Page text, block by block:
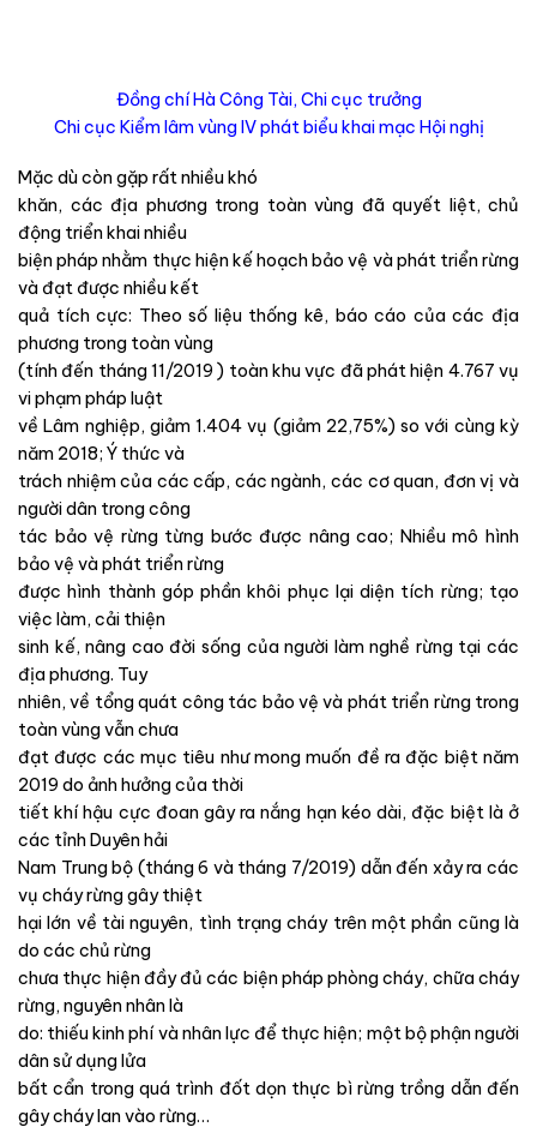
Đồng chí Hà Công Tài, Chi cục trưởng
Chi cục Kiểm lâm vùng IV phát biểu khai mạc Hội nghị
Mặc dù còn gặp rất nhiều khó
khăn, các địa phương trong toàn vùng đã quyết liệt, chủ
động triển khai nhiều
biện pháp nhằm thực hiện kế hoạch bảo vệ và phát triển rừng
và đạt được nhiều kết
quả tích cực: Theo số liệu thống kê, báo cáo của các địa
phương trong toàn vùng
(tính đến tháng 11/2019 ) toàn khu vực đã phát hiện 4.767 vụ
vi phạm pháp luật
về Lâm nghiệp, giảm 1.404 vụ (giảm 22,75%) so với cùng kỳ
năm 2018; Ý thức và
trách nhiệm của các cấp, các ngành, các cơ quan, đơn vị và
người dân trong công
tác bảo vệ rừng từng bước được nâng cao; Nhiều mô hình
bảo vệ và phát triển rừng
được hình thành góp phần khôi phục lại diện tích rừng; tạo
việc làm, cải thiện
sinh kế, nâng cao đời sống của người làm nghề rừng tại các
địa phương. Tuy
nhiên, về tổng quát công tác bảo vệ và phát triển rừng trong
toàn vùng vẫn chưa
đạt được các mục tiêu như mong muốn đề ra đặc biệt năm
2019 do ảnh hưởng của thời
tiết khí hậu cực đoan gây ra nắng hạn kéo dài, đặc biệt là ở
các tỉnh Duyên hải
Nam Trung bộ (tháng 6 và tháng 7/2019) dẫn đến xảy ra các
vụ cháy rừng gây thiệt
hại lớn về tài nguyên, tình trạng cháy trên một phần cũng là
do các chủ rừng
chưa thực hiện đầy đủ các biện pháp phòng cháy, chữa cháy
rừng, nguyên nhân là
do: thiếu kinh phí và nhân lực để thực hiện; một bộ phận người
dân sử dụng lửa
bất cẩn trong quá trình đốt dọn thực bì rừng trồng dẫn đến
gây cháy lan vào rừng…